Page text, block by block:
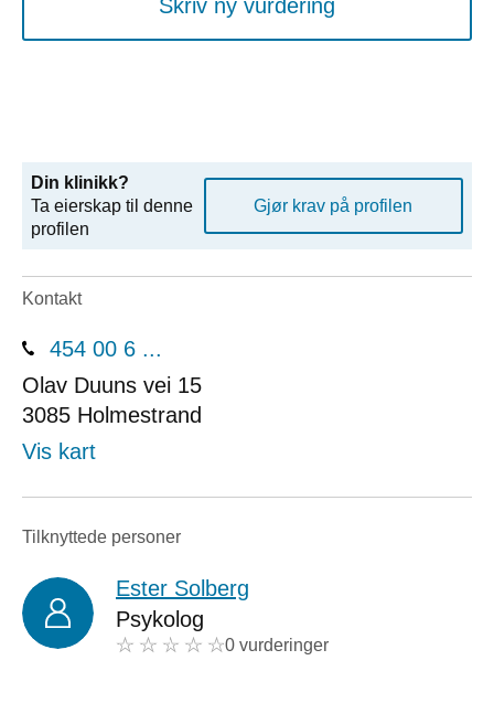
Skriv ny vurdering
Din klinikk?
Ta eierskap til denne
profilen
Gjør krav på profilen
Kontakt
454 00 6 ...
Olav Duuns vei 15
3085 Holmestrand
Vis kart
Tilknyttede personer
Ester Solberg
Psykolog
0 vurderinger